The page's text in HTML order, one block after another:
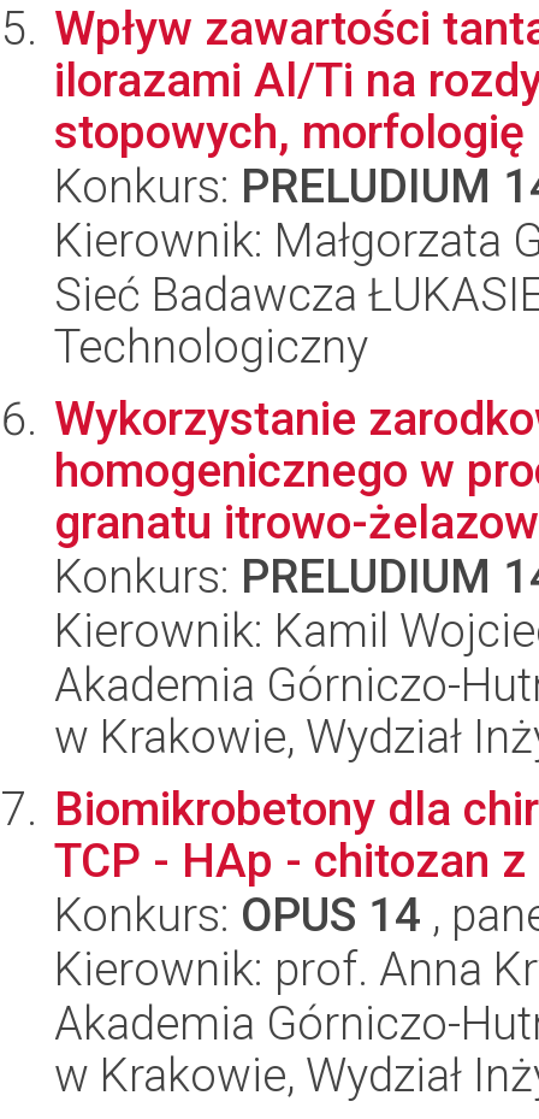
Wpływ zawartości
ilorazami Al/Ti na
stopowych, morfologię
Konkurs: PRELUDIUM
Kierownik: Małgorzata
Sieć Badawcza
Technologiczny
Wykorzystanie
homogenicznego w
granatu itrowo-
Konkurs: PRELUDIUM
Kierownik: Kamil
Akademia Górniczo-
w Krakowie, Wydział
Biomikrobetony dla
TCP - HAp - chitozan
Konkurs: OPUS 14 ,
Kierownik: prof. Anna
Akademia Górniczo-
w Krakowie, Wydział